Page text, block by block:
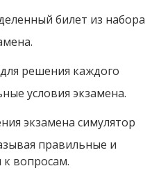
билет из набора
решения каждого
условия экзамена.
экзамена симулятор
правильные и
вопросам.